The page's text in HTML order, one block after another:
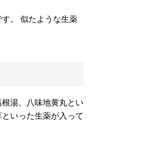
。 似たような生薬
湯、八味地黄丸とい
いった生薬が入って